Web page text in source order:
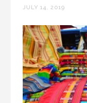
JULY 14, 2019